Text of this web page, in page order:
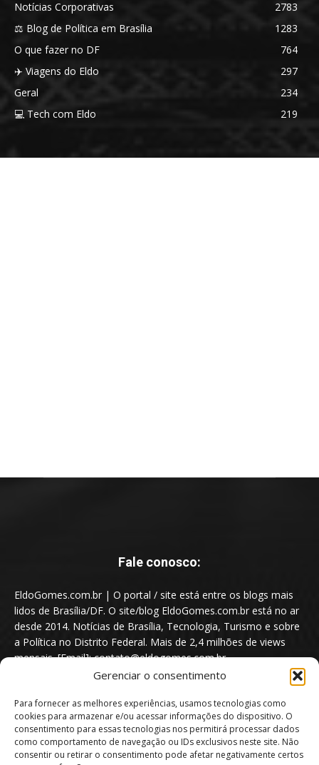
Gerenciar o consentimento
Para fornecer as melhores experiências, usamos tecnologias como
cookies para armazenar e/ou acessar informações do dispositivo. O
consentimento para essas tecnologias nos permitirá processar dados
como comportamento de navegação ou IDs exclusivos neste site. Não
consentir ou retirar o consentimento pode afetar negativamente certos
Notícias Corporativas
2783
⚖️ Blog de Política em Brasília
1283
O que fazer no DF
764
✈️ Viagens do Eldo
297
Geral
234
💻 Tech com Eldo
219
Fale conosco:
EldoGomes.com.br | O portal / site está entre os blogs mais
lidos de Brasília/DF. O site/blog EldoGomes.com.br está no ar
desde 2014. Notícias de Brasília, Tecnologia, Turismo e sobre
a Política no Distrito Federal. Mais de 2,4 milhões de views
mensais. [Email]: contato@eldogomes.com.br